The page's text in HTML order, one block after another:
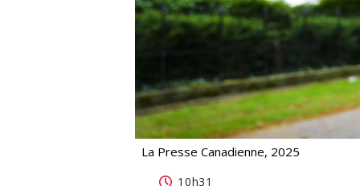
La Presse Canadienne, 2025
10h31